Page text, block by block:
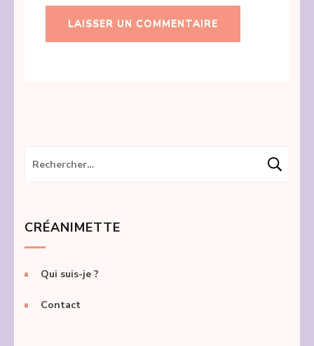
Rechercher :
CRÉANIMETTE
Qui suis-je ?
Contact